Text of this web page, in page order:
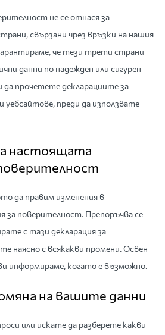
не се отнася за
свързани чрез връзки на нашия
че тези трети страни
данни по надежден или сигурен
да прочетете декларациите за
преди да използвате
настоящата
да правим изменения в
за поверителност. Препоръчва се
с тази декларация за
наясно с всякакви промени. Освен
информираме, когато е възможно.
на вашите данни
или искате да разберете какви